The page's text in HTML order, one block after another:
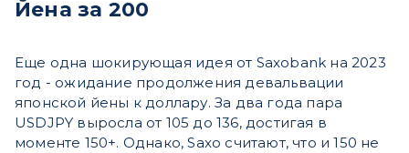
Йена за 200
Еще одна шокирующая идея от Saxobank на 2023
год - ожидание продолжения девальвации
японской йены к доллару. За два года пара
USDJPY выросла от 105 до 136, достигая в
моменте 150+. Однако, Saxo считают, что и 150 не